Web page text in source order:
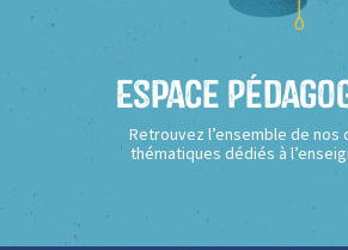
Espace
Retrouvez l’ensemble de nos
thématiques dédiés à